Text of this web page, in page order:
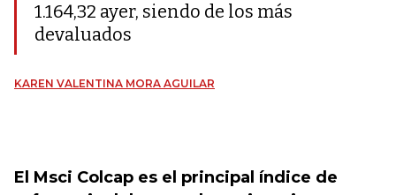
1.164,32 ayer, siendo de los más
devaluados
KAREN VALENTINA MORA AGUILAR
El Msci Colcap es el principal índice de